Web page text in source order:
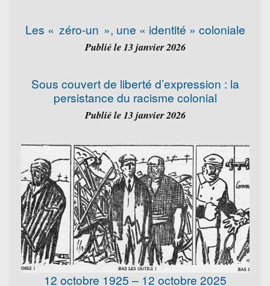
Les « zéro-un », une « identité » coloniale
Publié le 13 janvier 2026
Sous couvert de liberté d’expression : la
persistance du racisme colonial
Publié le 13 janvier 2026
12 octobre 1925 – 12 octobre 2025